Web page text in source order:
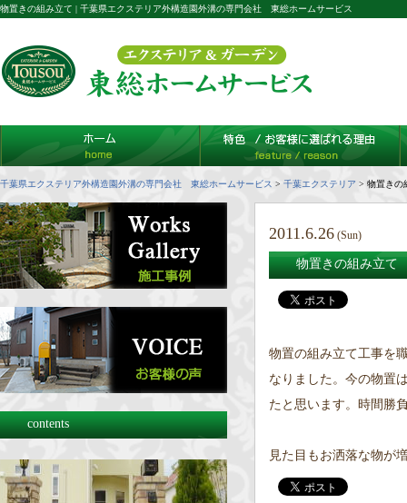
物置きの組み立て | 千葉県エクステリア外構造園外溝の専門会社 東総ホームサービス
千葉県エクステリア外構造園外溝の専門会社 東総ホームサービス > 千葉エクステリア > 物置きの
2011.6.26 (Sun)
物置きの組み立て
物置の組み立て工事を
なりました。今の物置
たと思います。時間勝
見た目もお洒落な物が
contents